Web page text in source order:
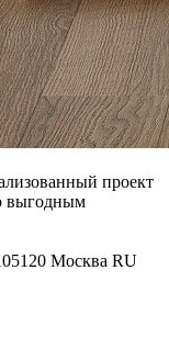
проект
выгодным
Москва RU